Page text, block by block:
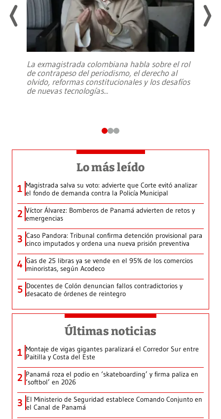
La exmagistrada colombiana habla sobre el rol
de contrapeso del periodismo, el derecho al
olvido, reformas constitucionales y los desafíos
de nuevas tecnologías...
Lo más leído
1 Magistrada salva su voto: advierte que Corte evitó analizar
el fondo de demanda contra la Policía Municipal
2 Víctor Álvarez: Bomberos de Panamá advierten de retos y
emergencias
3 Caso Pandora: Tribunal confirma detención provisional para
cinco imputados y ordena una nueva prisión preventiva
4 Gas de 25 libras ya se vende en el 95% de los comercios
minoristas, según Acodeco
5 Docentes de Colón denuncian fallos contradictorios y
desacato de órdenes de reintegro
Últimas noticias
1 Montaje de vigas gigantes paralizará el Corredor Sur entre
Paitilla y Costa del Este
2 Panamá roza el podio en ‘skateboarding’ y firma paliza en
‘softbol’ en 2026
3 El Ministerio de Seguridad establece Comando Conjunto en
el Canal de Panamá